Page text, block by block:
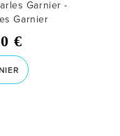
Garnier -
Garnier
€